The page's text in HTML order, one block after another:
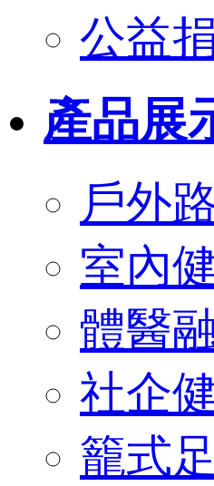
公益
產品展
戶外
室內
體醫
社企
籠式